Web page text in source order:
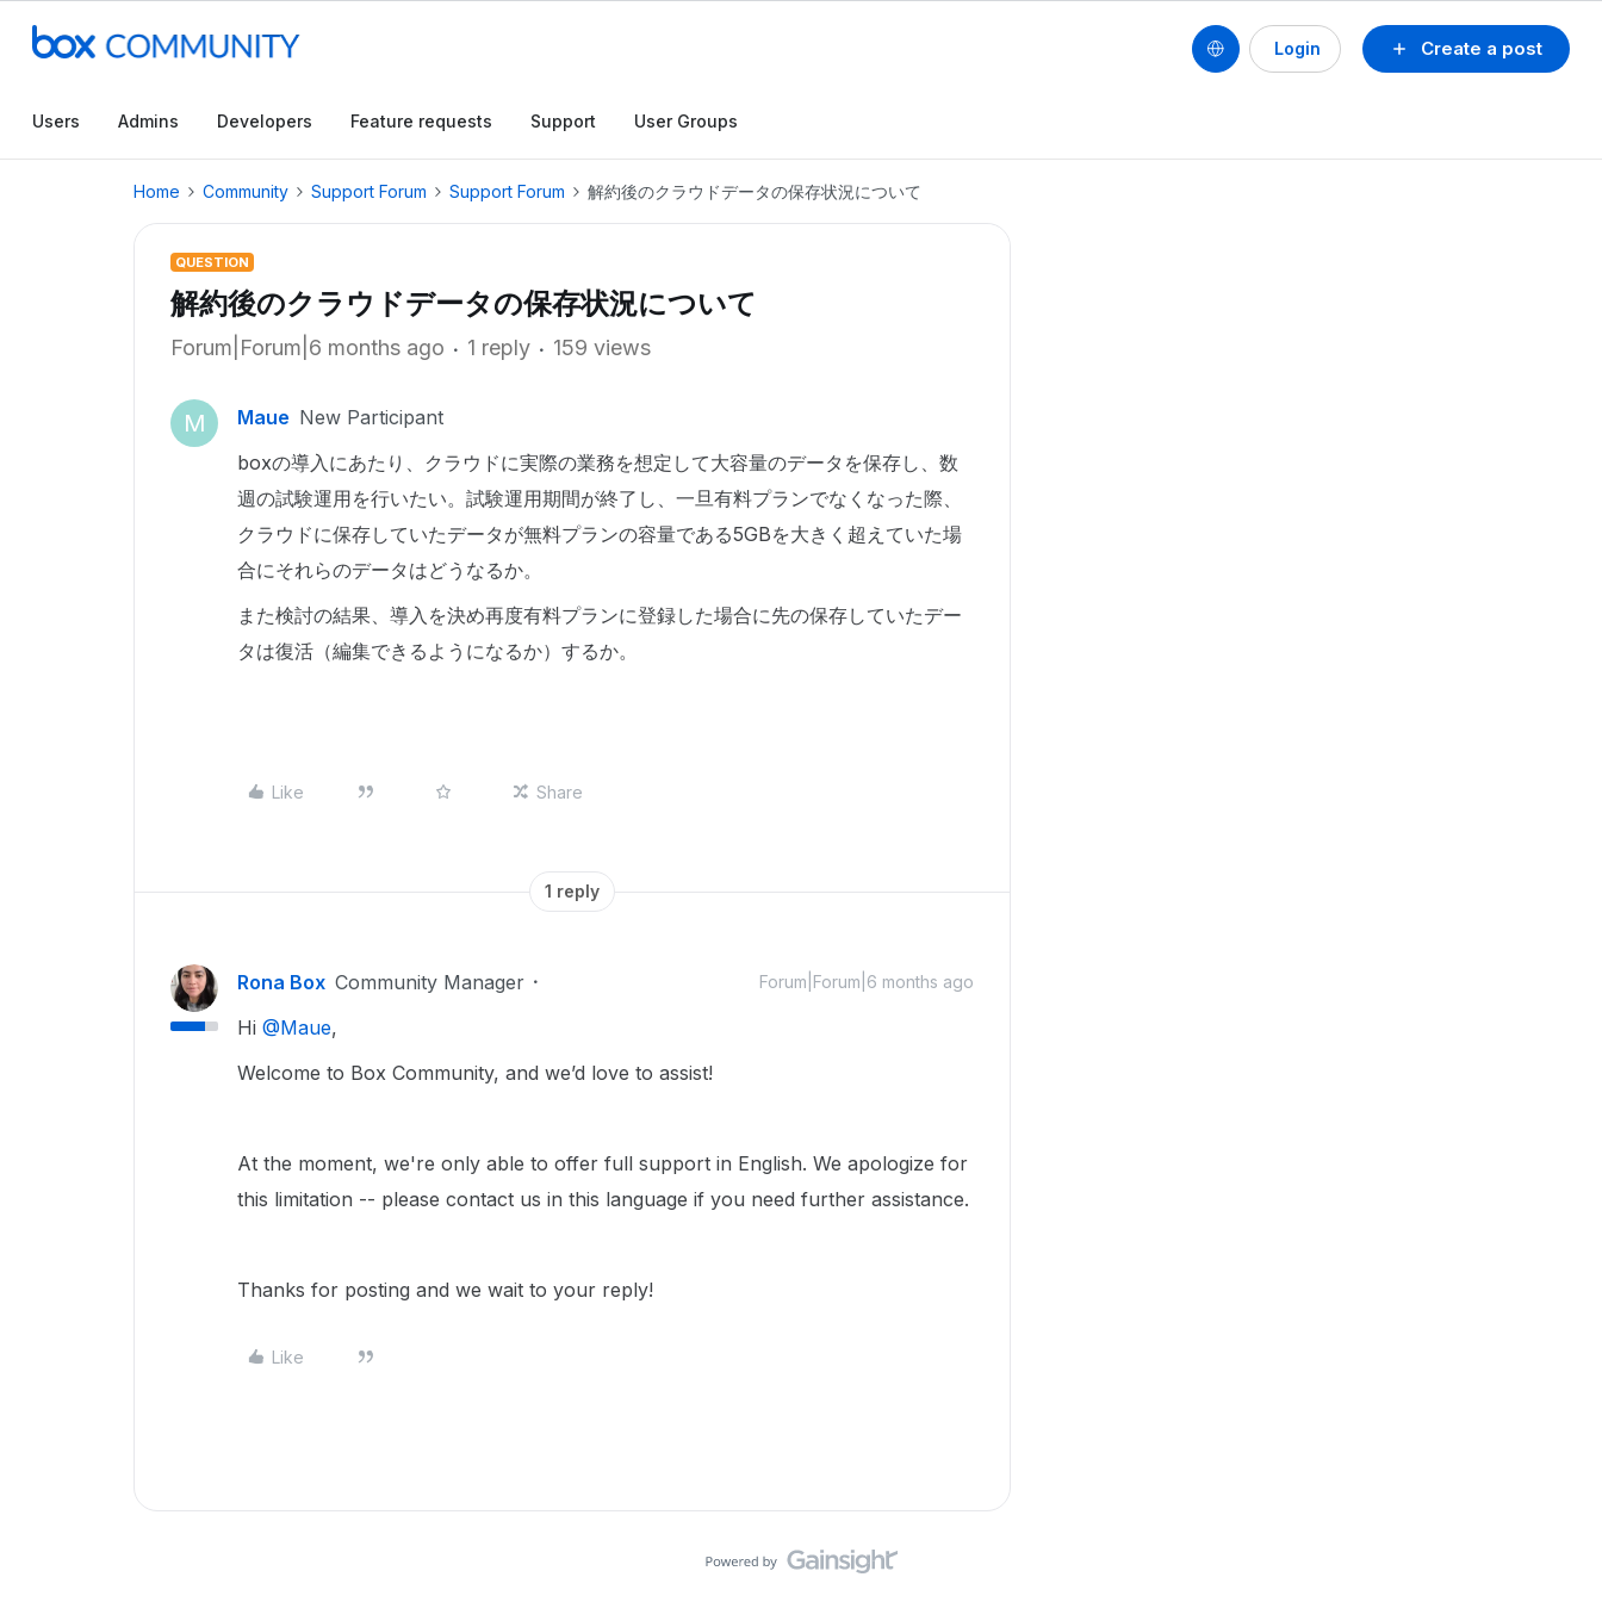
Create a post
Login
Users Admins Developers Feature requests Support User Groups
Home Community Support Forum Support Forum 解約後のクラウドデータの保存状況について
QUESTION
解約後のクラウドデータの保存状況について
Forum|Forum|6 months ago 1 reply 159 views
M Maue New Participant
boxの導入にあたり、クラウドに実際の業務を想定して大容量のデータを保存し、数
週の試験運用を行いたい。試験運用期間が終了し、一旦有料プランでなくなった際、
クラウドに保存していたデータが無料プランの容量である5GBを大きく超えていた場
合にそれらのデータはどうなるか。
また検討の結果、導入を決め再度有料プランに登録した場合に先の保存していたデー
タは復活（編集できるようになるか）するか。
Like Share
1 reply
Rona Box Community Manager Forum|Forum|6 months ago
Hi ​ @Maue,
Welcome to Box Community, and we’d love to assist!
At the moment, we're only able to offer full support in English. We apologize for
this limitation -- please contact us in this language if you need further assistance.
Thanks for posting and we wait to your reply!
Like